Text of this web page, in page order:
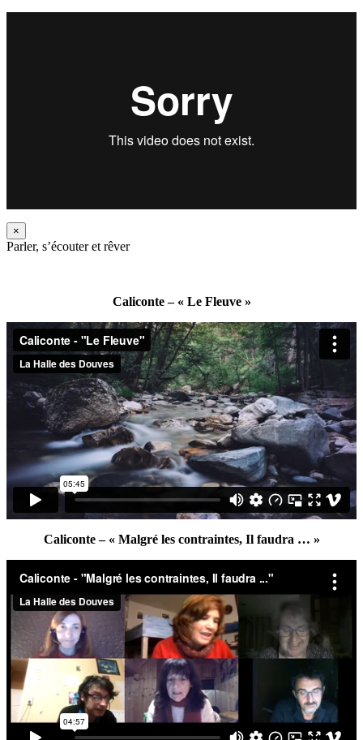
×
Parler, s’écouter et rêver
Caliconte – « Le Fleuve »
Caliconte – « Malgré les contraintes, Il faudra … »